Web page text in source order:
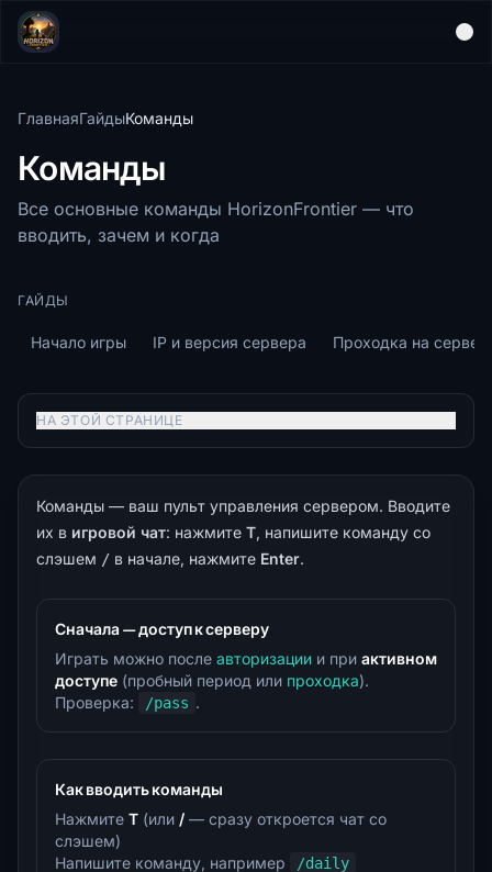
ГлавнаяГайдыКоманды
Команды
Все основные команды HorizonFrontier — что
вводить, зачем и когда
ГАЙДЫ
Начало игры IP и версия сервера Проходка на сервер
НА ЭТОЙ СТРАНИЦЕ
Команды — ваш пульт управления сервером. Вводите
их в игровой чат: нажмите T, напишите команду со
слэшем / в начале, нажмите Enter.
Сначала — доступ к серверу
Играть можно после авторизации и при активном
доступе (пробный период или проходка).
Проверка:
/pass .
Как вводить команды
Нажмите T (или / — сразу откроется чат со
слэшем)
Напишите команду, например
/daily